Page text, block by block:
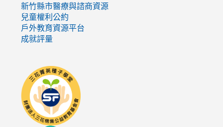
新竹縣市醫療與諮商資源
兒童權利公約
戶外教育資源平台
成就評量
http://seedschool.sunflower.org.tw/